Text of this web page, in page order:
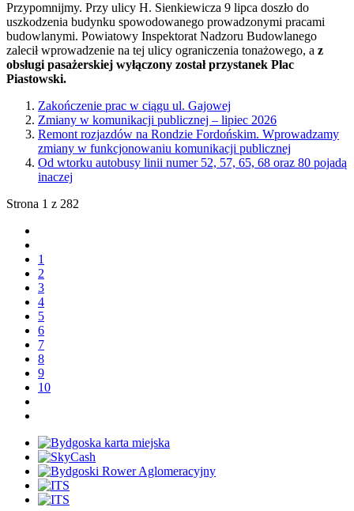
Przypomnijmy. Przy ulicy H. Sienkiewicza 9 lipca doszło do
uszkodzenia budynku spowodowanego prowadzonymi pracami
budowlanymi. Powiatowy Inspektorat Nadzoru Budowlanego
zalecił wprowadzenie na tej ulicy ograniczenia tonażowego, a z
obsługi pasażerskiej wyłączony został przystanek Plac
Piastowski.
Zakończenie prac w ciągu ul. Gajowej
Zmiany w komunikacji publicznej – lipiec 2026
Remont rozjazdów na Rondzie Fordońskim. Wprowadzamy
zmiany w funkcjonowaniu komunikacji publicznej
Od wtorku autobusy linii numer 52, 57, 65, 68 oraz 80 pojadą
inaczej
Strona 1 z 282
1
2
3
4
5
6
7
8
9
10